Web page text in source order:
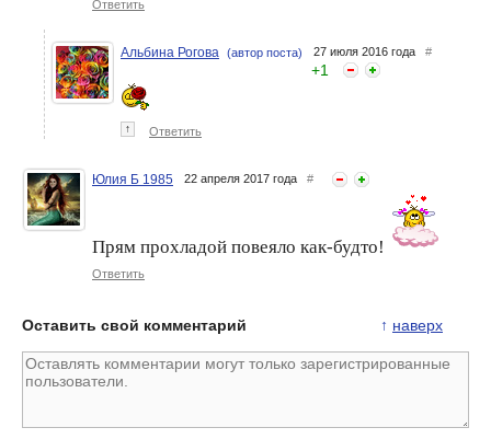
Ответить
Альбина Рогова (автор поста) 27 июля 2016 года #
+1
↑ Ответить
Юлия Б 1985 22 апреля 2017 года #
Прям прохладой повеяло как-будто!
Ответить
↑ наверх
Оставить свой комментарий